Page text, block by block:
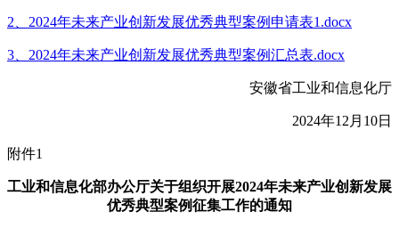
2、2024年未来产业创新发展优秀典型案例申请表1.docx
3、2024年未来产业创新发展优秀典型案例汇总表.docx
安徽省工业和信息化厅
2024年12月10日
附件1
工业和信息化部办公厅关于组织开展2024年未来产业创新发展
优秀典型案例征集工作的通知